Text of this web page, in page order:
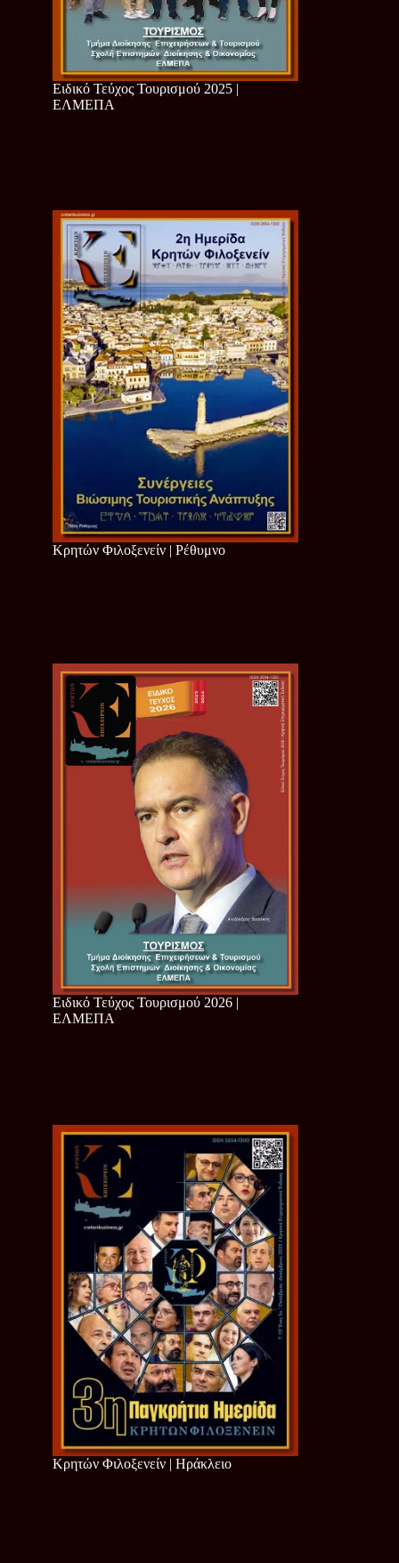
Ειδικό Τεύχος Τουρισμού 2025 |
ΕΛΜΕΠΑ
Κρητών Φιλοξενείν | Ρέθυμνο
Ειδικό Τεύχος Τουρισμού 2026 |
ΕΛΜΕΠΑ
Κρητών Φιλοξενείν | Ηράκλειο